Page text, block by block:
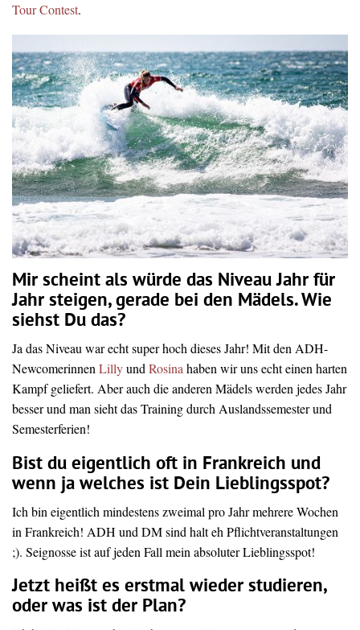
Tour Contest.
Mir scheint als würde das Niveau Jahr für
Jahr steigen, gerade bei den Mädels. Wie
siehst Du das?
Ja das Niveau war echt super hoch dieses Jahr! Mit den ADH-
NewcomerinnenLillyundRosinahaben wir uns echt einen harten
Kampf geliefert. Aber auch die anderen Mädels werden jedes Jahr
besser und man sieht das Training durch Auslandssemester und
Semesterferien!
Bist du eigentlich oft in Frankreich und
wenn ja welches ist Dein Lieblingsspot?
Ich bin eigentlich mindestens zweimal pro Jahr mehrere Wochen
in Frankreich! ADH und DM sind halt eh Pflichtveranstaltungen
;). Seignosse ist auf jeden Fall mein absoluter Lieblingsspot!
Jetzt heißt es erstmal wieder studieren,
oder was ist der Plan?